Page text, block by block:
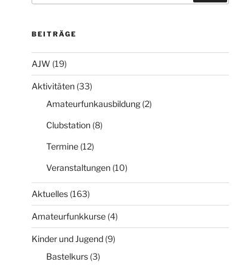
BEITRÄGE
AJW (19)
Aktivitäten(33)
Amateurfunkausbildung(2)
Clubstation(8)
Termine(12)
Veranstaltungen(10)
Aktuelles(163)
Amateurfunkkurse(4)
Kinder und Jugend(9)
Bastelkurs(3)